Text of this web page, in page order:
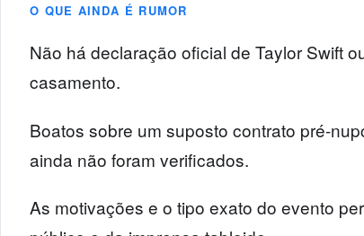
O QUE AINDA É RUMOR
Não há declaração oficial de Taylor Swift
casamento.
Boatos sobre um suposto contrato pré-
ainda não foram verificados.
As motivações e o tipo exato do evento